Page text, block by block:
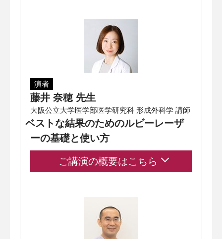
演者
藤井 奈穂 先生
大阪公立大学医学部医学研究科 形成外科学 講師
ベストな結果のためのルビーレーザ
ーの基礎と使い方
ご講演の概要はこちら